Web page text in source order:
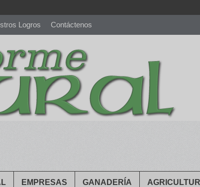
Logros Contáctenos
with delicate watches for women.patekphilippe.to
EMPRESAS GANADERÍA